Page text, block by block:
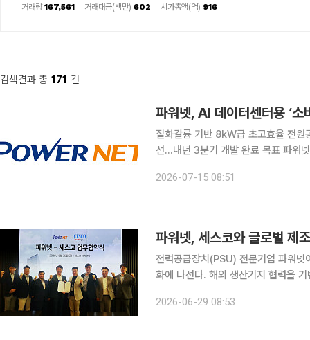
거래량167,561 거래대금(백만) 602 시가총액(억) 916
검색결과 총 171 건
파워넷, AI 데이터센터용 ‘
질화갈륨 기반 8kW급 초고효율 전원
선…내년 3분기 개발 완료 목표 파워넷이 인공지능(AI) 데이터센터 시장을 겨냥한 차세대 전원공급
그래픽처리장치(GPU) 서버의 전력
2026-07-15 08:51
파워넷, 세스코와 글로벌 제
전력공급장치(PSU) 전문기업 파워넷
화에 나선다. 해외 생산기지 협력을
기지 구축 및 운영을 위한 전략적 업
2026-06-29 08:53